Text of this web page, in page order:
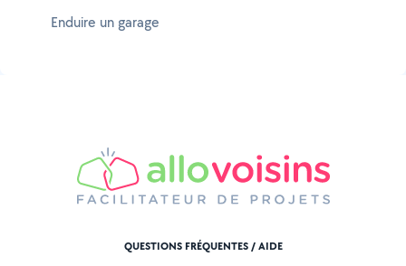
Enduire un garage
QUESTIONS FRÉQUENTES / AIDE